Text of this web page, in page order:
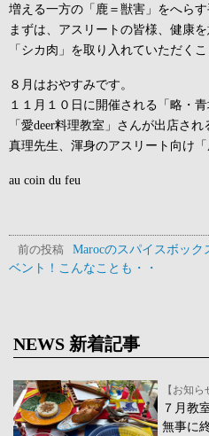
増える一方の「鹿＝獣害」をへら
まずは、アスリートの皆様、健康
「シカ肉」を取り入れていただく
８月はおやすみです。
１１月１０日に開催される「略・
「愛deer料理教室」さんが出店され
真理先生、渾身のアスリート向け
au coin du feu
前の投稿 Marocのスパイスボック
ベント！こんなことも・・
NEWS 新着記事
【お知ら
７月教
無事に